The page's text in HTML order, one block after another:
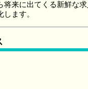
来に出てくる新鮮な求
ます。